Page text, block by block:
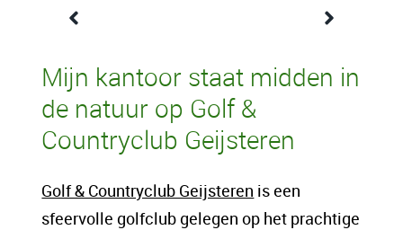
Een content intro tekst. Lorem ipsum dolor
sit amet, consectetur adipis cin elit. Nunc
purus libero, interdum sed blandit acp
retium facilisis turpis. Donec dictum neque
lorem dolor.
Mijn kantoor staat midden in
de natuur op Golf &
Countryclub Geijsteren
Golf & Countryclub Geijsteren is een
sfeervolle golfclub gelegen op het prachtige